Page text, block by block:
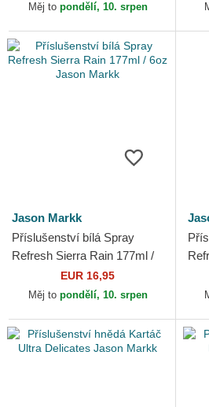
Měj to pondělí, 10. srpen
Jason Markk
Příslušenství bílá Spray
Refresh Sierra Rain 177ml /
6oz Jason Markk
EUR 16,95
Měj to pondělí, 10. srpen